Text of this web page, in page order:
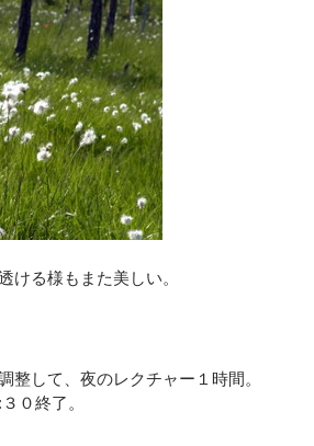
ける様もまた美しい。
整して、夜のレクチャー１時間。
０終了。